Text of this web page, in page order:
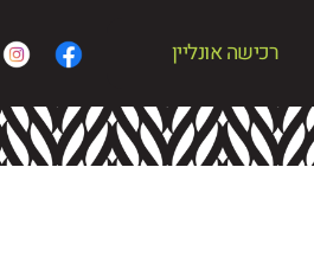
רכישה אונליין